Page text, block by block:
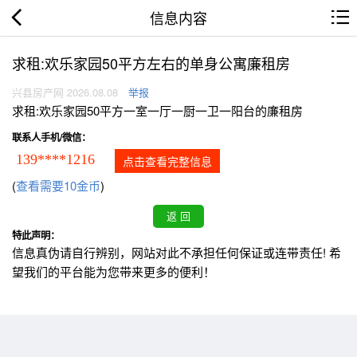
信息内容
求租:欢乐家园50平方左右的单身公寓廉租房
兴县房产网 2026.08.08 举报
求租:欢乐家园50平方一室一厅一厨一卫一阳台的廉租房
联系人手机/微信：
139****1216 点击查看完整信息
(查看需要10金币)
特此声明：
信息真伪请自行辨别，网站对此不承担任何保证或连带责任! 希
望我们的平台能为您带来更多的便利！